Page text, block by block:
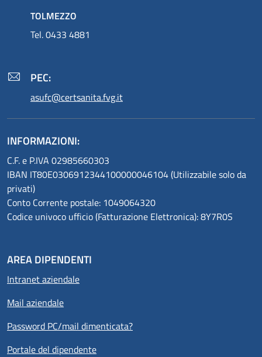
TOLMEZZO
Tel. 0433 4881
PEC:
asufc@certsanita.fvg.it
INFORMAZIONI:
C.F. e P.IVA 02985660303
IBAN IT80E0306912344100000046104 (Utilizzabile solo da
privati)
Conto Corrente postale: 1049064320
Codice univoco ufficio (Fatturazione Elettronica): 8Y7R0S
AREA DIPENDENTI
Intranet aziendale
Mail aziendale
Password PC/mail dimenticata?
Portale del dipendente